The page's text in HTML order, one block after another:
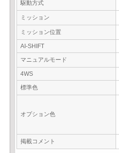
駆動方式
ミッション
ミッション位置
AI-SHIFT
マニュアルモード
4WS
標準色
オプション色
掲載コメント